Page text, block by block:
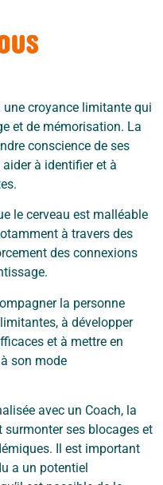
une croyance limitante qui
et de mémorisation. La
conscience de ses
à identifier et à
le cerveau est malléable
à travers des
des connexions
la personne
à développer
et à mettre en
son mode
avec un Coach, la
surmonter ses blocages et
Il est important
a un potentiel